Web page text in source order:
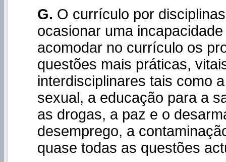
G. O currículo por
ocasionar uma
acomodar no currículo os
questões mais práticas,
interdisciplinares tais como
sexual, a educação para a
as drogas, a paz e o
desemprego, a
quase todas as questões